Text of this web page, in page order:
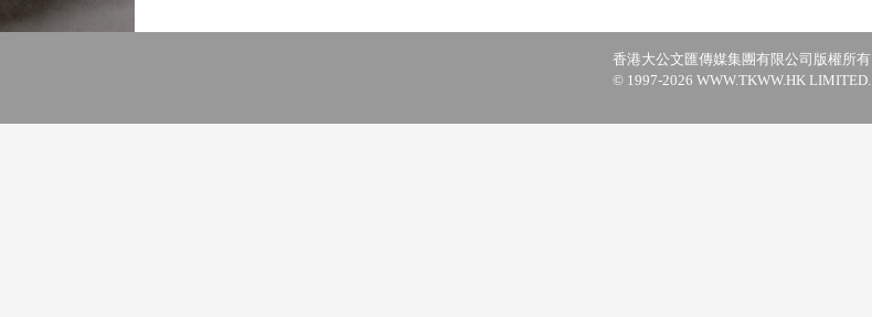
香港大公文匯傳媒集團有限公司版權所有
© 1997-2026 WWW.TKWW.HK LIMITED.